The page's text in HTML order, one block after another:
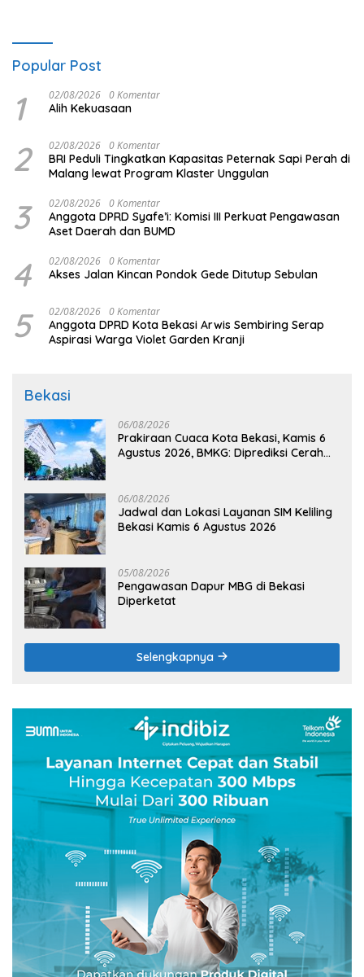
Popular Post
1 02/08/2026 0 Komentar
Alih Kekuasaan
2 02/08/2026 0 Komentar
BRI Peduli Tingkatkan Kapasitas Peternak Sapi Perah di
Malang lewat Program Klaster Unggulan
3 02/08/2026 0 Komentar
Anggota DPRD Syafe’i: Komisi III Perkuat Pengawasan
Aset Daerah dan BUMD
4 02/08/2026 0 Komentar
Akses Jalan Kincan Pondok Gede Ditutup Sebulan
5 02/08/2026 0 Komentar
Anggota DPRD Kota Bekasi Arwis Sembiring Serap
Aspirasi Warga Violet Garden Kranji
Bekasi
06/08/2026
Prakiraan Cuaca Kota Bekasi, Kamis 6
Agustus 2026, BMKG: Diprediksi Cerah
06/08/2026
Jadwal dan Lokasi Layanan SIM Keliling
Bekasi Kamis 6 Agustus 2026
05/08/2026
Pengawasan Dapur MBG di Bekasi
Diperketat
Selengkapnya